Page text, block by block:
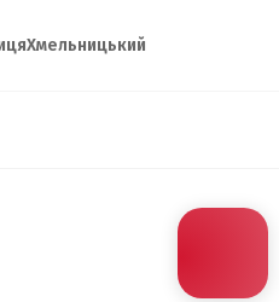
Хмельницький